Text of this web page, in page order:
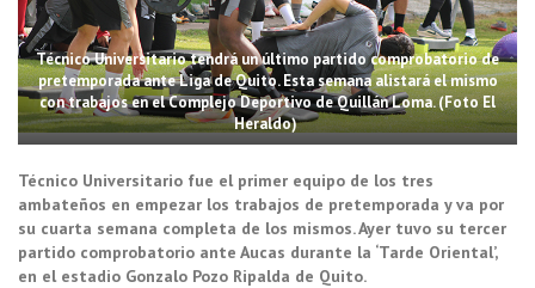
Técnico Universitario tendrá un último partido comprobatorio de
pretemporada ante Liga de Quito. Esta semana alistará el mismo
con trabajos en el Complejo Deportivo de Quillán Loma. (Foto El
Heraldo)
Técnico Universitario fue el primer equipo de los tres
ambateños en empezar los trabajos de pretemporada y va por
su cuarta semana completa de los mismos. Ayer tuvo su tercer
partido comprobatorio ante Aucas durante la ‘Tarde Oriental’,
en el estadio Gonzalo Pozo Ripalda de Quito.